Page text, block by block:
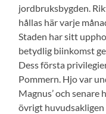
jordbruksbygden.
hållas här varje
Staden har sitt
betydlig biinkomst
Dess första
Pommern. Hjo var
Magnus’ och senare
övrigt